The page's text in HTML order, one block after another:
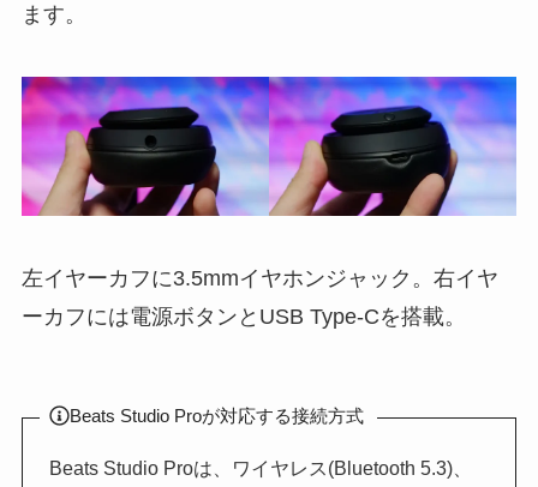
ます。
左イヤーカフに3.5mmイヤホンジャック。右イヤ
ーカフには電源ボタンとUSB Type-Cを搭載。
Beats Studio Proが対応する接続方式
Beats Studio Proは、ワイヤレス(Bluetooth 5.3)、